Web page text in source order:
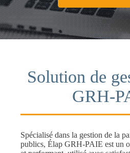
Solution de
GRH-
Spécialisé dans la gestion de la
publics, Élap GRH-PAIE est un